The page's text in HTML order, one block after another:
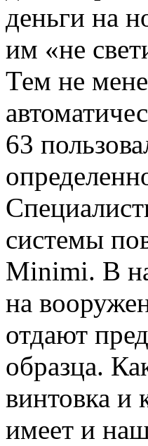
деньги на
им «не
Тем не
63
системы
Minimi. В
на
отдают
образца.
винтовка и
имеет и